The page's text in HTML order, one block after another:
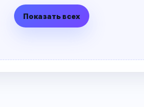
Показать всех